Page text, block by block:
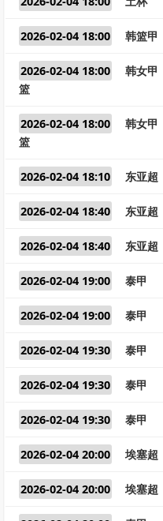
2026-02-04 18:00 韩篮甲
2026-02-04 18:00 韩女甲
篮
2026-02-04 18:00 韩女甲
篮
2026-02-04 18:10 东亚超
2026-02-04 18:40 东亚超
2026-02-04 18:40 东亚超
2026-02-04 19:00 泰甲
2026-02-04 19:00 泰甲
2026-02-04 19:30 泰甲
2026-02-04 19:30 泰甲
2026-02-04 19:30 泰甲
2026-02-04 20:00 埃塞超
2026-02-04 20:00 埃塞超